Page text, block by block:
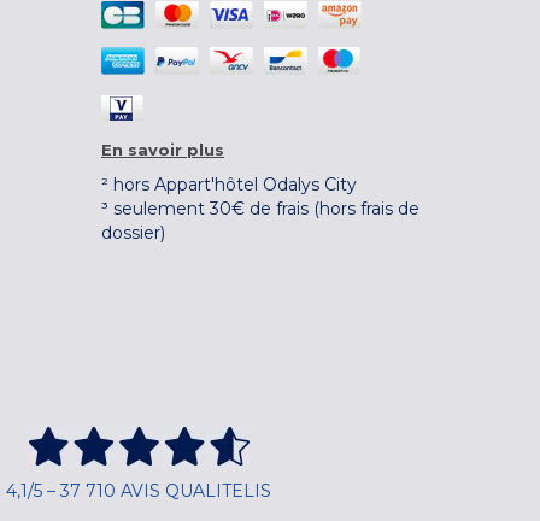
En savoir plus
² hors Appart'hôtel Odalys City
³ seulement 30€ de frais (hors frais de
dossier)
4,1/5 – 37 710 AVIS QUALITELIS